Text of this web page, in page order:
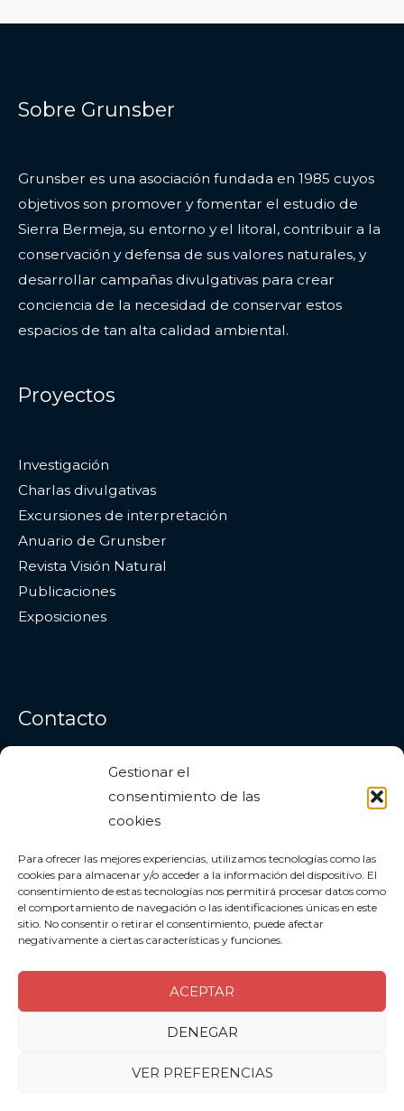
Gestionar el
consentimiento de las
cookies
Para ofrecer las mejores experiencias, utilizamos tecnologías como las
cookies para almacenar y/o acceder a la información del dispositivo. El
consentimiento de estas tecnologías nos permitirá procesar datos como
el comportamiento de navegación o las identificaciones únicas en este
sitio. No consentir o retirar el consentimiento, puede afectar
negativamente a ciertas características y funciones.
ACEPTAR
DENEGAR
VER PREFERENCIAS
Sobre Grunsber
Grunsber es una asociación fundada en 1985 cuyos
objetivos son promover y fomentar el estudio de
Sierra Bermeja, su entorno y el litoral, contribuir a la
conservación y defensa de sus valores naturales, y
desarrollar campañas divulgativas para crear
conciencia de la necesidad de conservar estos
espacios de tan alta calidad ambiental.
Proyectos
Investigación
Charlas divulgativas
Excursiones de interpretación
Anuario de Grunsber
Revista Visión Natural
Publicaciones
Exposiciones
Contacto
: Estepona (Málaga)
Correo electrónico:
Facebook
Instagram
YouTube
© 2020 - 2026 | Diseño,hostingy edición: